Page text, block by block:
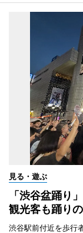
見る・遊ぶ
「渋谷盆踊
観光客も踊り
渋谷駅前付近を歩行